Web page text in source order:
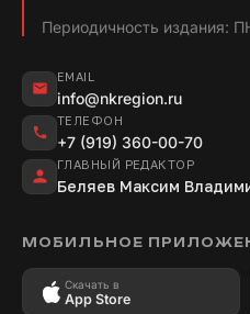
Периодичность издания:
EMAIL
info@nkregion.ru
ТЕЛЕФОН
+7 (919) 360-00-70
ГЛАВНЫЙ РЕДАКТОР
Беляев Максим
МОБИЛЬНОЕ
Скачать в
App Store